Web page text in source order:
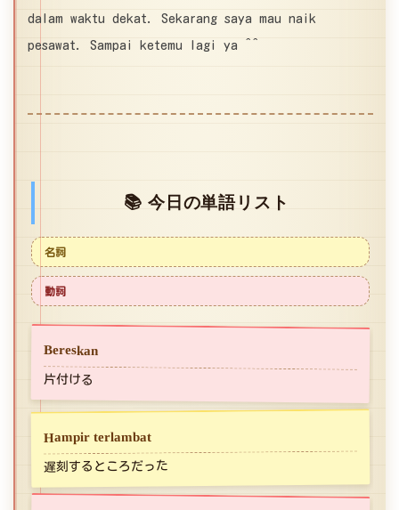
dalam waktu dekat. Sekarang saya mau naik
pesawat. Sampai ketemu lagi ya ^^
📚 今日の単語リスト
名詞
動詞
Bereskan
片付ける
Hampir terlambat
遅刻するところだった